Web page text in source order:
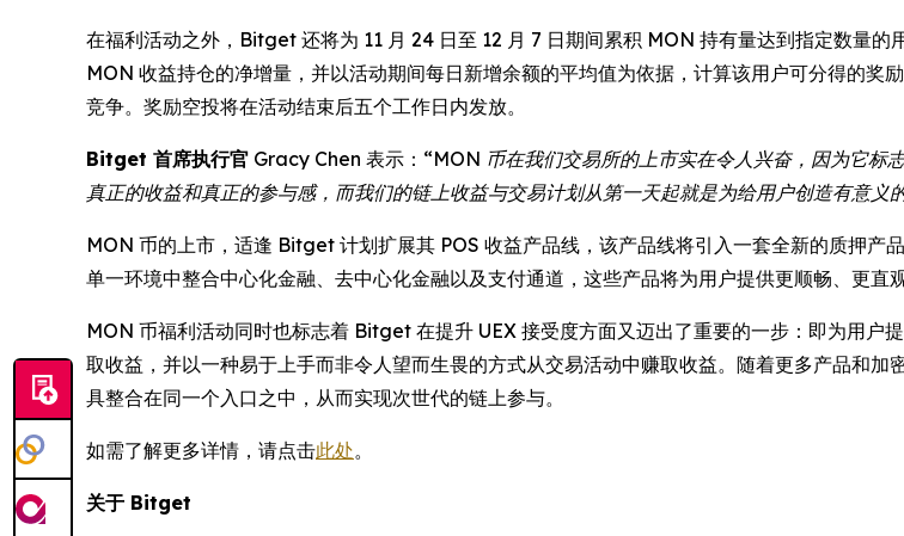
在福利活动之外，Bitget 还将为 11 月 24 日至 12 月 7 日期间累积 MON 持有量达到指定数量
MON 收益持仓的净增量，并以活动期间每日新增余额的平均值为依据，计算该用户可分得的
竞争。奖励空投将在活动结束后五个工作日内发放。
Bitget 首席执行官 Gracy Chen 表示： “MON 币在我们交易所的上市实在令人兴奋，因为它标
真正的收益和真正的参与感，而我们的链上收益与交易计划从第一天起就是为给用户创造有意义
MON 币的上市，适逢 Bitget 计划扩展其 POS 收益产品线，该产品线将引入一套全新的质押产
单一环境中整合中心化金融、去中心化金融以及支付通道，这些产品将为用户提供更顺畅、更直
MON 币福利活动同时也标志着 Bitget 在提升 UEX 接受度方面又迈出了重要的一步：即为用户
取收益，并以一种易于上手而非令人望而生畏的方式从交易活动中赚取收益。随着更多产品和
具整合在同一个入口之中，从而实现次世代的链上参与。
如需了解更多详情，请点击此处。
关于 Bitget